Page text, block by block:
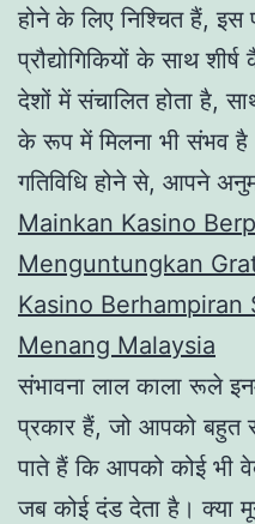
होने के लिए निश्चित हैं, इस
प्रौद्योगिकियों के साथ
देशों में संचालित होता है,
के रूप में मिलना भी संभव
गतिविधि होने से, आपने
Mainkan Kasino
Menguntungkan
Kasino Berhampiran
Menang Malaysia
संभावना लाल काला रूले
प्रकार हैं, जो आपको बहुत
पाते हैं कि आपको कोई भी
जब कोई दंड देता है। क्या